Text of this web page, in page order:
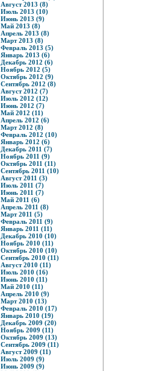
Август 2013 (8)
Июль 2013 (10)
Июнь 2013 (9)
Май 2013 (8)
Апрель 2013 (8)
Март 2013 (8)
Февраль 2013 (5)
Январь 2013 (6)
Декабрь 2012 (6)
Ноябрь 2012 (5)
Октябрь 2012 (9)
Сентябрь 2012 (8)
Август 2012 (7)
Июль 2012 (12)
Июнь 2012 (7)
Май 2012 (11)
Апрель 2012 (6)
Март 2012 (8)
Февраль 2012 (10)
Январь 2012 (6)
Декабрь 2011 (7)
Ноябрь 2011 (9)
Октябрь 2011 (11)
Сентябрь 2011 (10)
Август 2011 (3)
Июль 2011 (7)
Июнь 2011 (7)
Май 2011 (6)
Апрель 2011 (8)
Март 2011 (5)
Февраль 2011 (9)
Январь 2011 (11)
Декабрь 2010 (10)
Ноябрь 2010 (11)
Октябрь 2010 (10)
Сентябрь 2010 (11)
Август 2010 (11)
Июль 2010 (16)
Июнь 2010 (11)
Май 2010 (11)
Апрель 2010 (9)
Март 2010 (13)
Февраль 2010 (17)
Январь 2010 (19)
Декабрь 2009 (20)
Ноябрь 2009 (11)
Октябрь 2009 (13)
Сентябрь 2009 (11)
Август 2009 (11)
Июль 2009 (9)
Июнь 2009 (9)